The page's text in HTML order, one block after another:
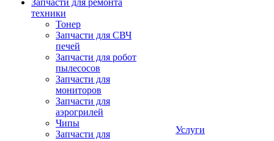
Запчасти для ремонта
техники
Тонер
Запчасти для СВЧ
печей
Запчасти для робот
пылесосов
Запчасти для
мониторов
Запчасти для
аэрогрилей
Чипы
Запчасти для
Услуги